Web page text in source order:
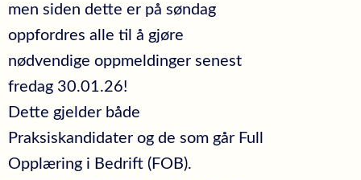
men siden dette er på søndag
oppfordres alle til å gjøre
nødvendige oppmeldinger senest
fredag 30.01.26!
Dette gjelder både
Praksiskandidater og de som går Full
Opplæring i Bedrift (FOB).